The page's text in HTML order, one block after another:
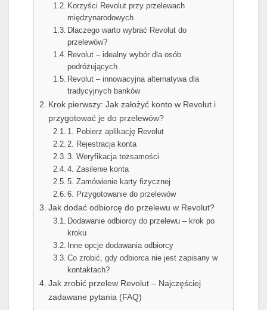
Korzyści Revolut przy przelewach
międzynarodowych
Dlaczego warto wybrać Revolut do
przelewów?
Revolut – idealny wybór dla osób
podróżujących
Revolut – innowacyjna alternatywa dla
tradycyjnych banków
Krok pierwszy: Jak założyć konto w Revolut i
przygotować je do przelewów?
1. Pobierz aplikację Revolut
2. Rejestracja konta
3. Weryfikacja tożsamości
4. Zasilenie konta
5. Zamówienie karty fizycznej
6. Przygotowanie do przelewów
Jak dodać odbiorcę do przelewu w Revolut?
Dodawanie odbiorcy do przelewu – krok po
kroku
Inne opcje dodawania odbiorcy
Co zrobić, gdy odbiorca nie jest zapisany w
kontaktach?
Jak zrobić przelew Revolut – Najczęściej
zadawane pytania (FAQ)